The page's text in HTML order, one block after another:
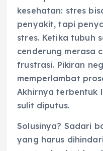
kesehatan: stres
penyakit, tapi
stres. Ketika tubuh
cenderung merasa
frustrasi. Pikiran
memperlambat
Akhirnya terbentuk
sulit diputus.
Solusinya? Sadari
yang harus